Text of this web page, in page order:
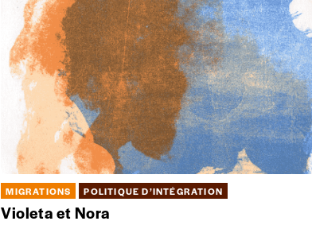
MIGRATIONS POLITIQUE D’INTÉGRATION
Violeta et Nora